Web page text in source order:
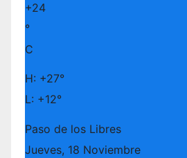
+24
°
C
H: +27°
L: +12°
Paso de los Libres
Jueves, 18 Noviembre